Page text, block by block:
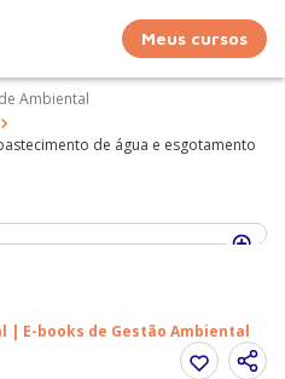
Meus cursos
Ambiental
de água e esgotamento
| E-books de Gestão Ambiental